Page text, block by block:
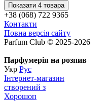
Показати 4 товара
+38 (068) 722 9365
Контакти
Повна версія сайту
Parfum Club © 2025-2026
Парфумерія на розпив
Укр Рус
Інтернет-магазин
створений з
Хорошоп